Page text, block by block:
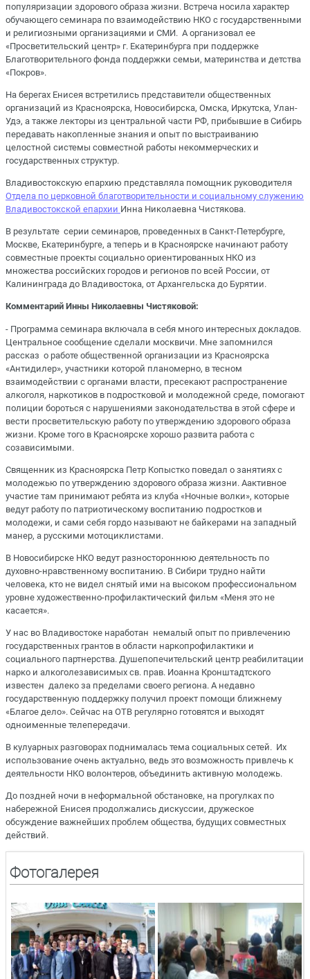
популяризации здорового образа жизни. Встреча носила характер
обучающего семинара по взаимодействию НКО с государственными
и религиозными организациями и СМИ. А организовал ее
«Просветительский центр» г. Екатеринбурга при поддержке
Благотворительного фонда поддержки семьи, материнства и детства
«Покров».
На берегах Енисея встретились представители общественных
организаций из Красноярска, Новосибирска, Омска, Иркутска, Улан-
Удэ, а также лекторы из центральной части РФ, прибывшие в Сибирь
передавать накопленные знания и опыт по выстраиванию
целостной системы совместной работы некоммерческих и
государственных структур.
Владивостокскую епархию представляла помощник руководителя
Отдела по церковной благотворительности и социальному служению
Владивостокской епархии Инна Николаевна Чистякова.
В результате серии семинаров, проведенных в Санкт-Петербурге,
Москве, Екатеринбурге, а теперь и в Красноярске начинают работу
совместные проекты социально ориентированных НКО из
множества российских городов и регионов по всей России, от
Калининграда до Владивостока, от Архангельска до Бурятии.
Комментарий Инны Николаевны Чистяковой:
- Программа семинара включала в себя много интересных докладов.
Центральное сообщение сделали москвичи. Мне запомнился
рассказ о работе общественной организации из Красноярска
«Антидилер», участники которой планомерно, в тесном
взаимодействии с органами власти, пресекают распространение
алкоголя, наркотиков в подростковой и молодежной среде, помогают
полиции бороться с нарушениями законодательства в этой сфере и
вести просветительскую работу по утверждению здорового образа
жизни. Кроме того в Красноярске хорошо развита работа с
созависимыми.
Священник из Красноярска Петр Копыстко поведал о занятиях с
молодежью по утверждению здорового образа жизни. Аактивное
участие там принимают ребята из клуба «Ночные волки», которые
ведут работу по патриотическому воспитанию подростков и
молодежи, и сами себя гордо называют не байкерами на западный
манер, а русскими мотоциклистами.
В Новосибирске НКО ведут разностороннюю деятельность по
духовно-нравственному воспитанию. В Сибири трудно найти
человека, кто не видел снятый ими на высоком профессиональном
уровне художественно-профилактический фильм «Меня это не
касается».
У нас во Владивостоке наработан немалый опыт по привлечению
государственных грантов в области наркопрофилактики и
социального партнерства. Душепопечительский центр реабилитации
нарко и алкоголезависимых св. прав. Иоанна Кронштадтского
известен далеко за пределами своего региона. А недавно
государственную поддержку получил проект помощи ближнему
«Благое дело». Сейчас на ОТВ регулярно готовятся и выходят
одноименные телепередачи.
В кулуарных разговорах поднималась тема социальных сетей. Их
использование очень актуально, ведь это возможность привлечь к
деятельности НКО волонтеров, объединить активную молодежь.
До поздней ночи в неформальной обстановке, на прогулках по
набережной Енисея продолжались дискуссии, дружеское
обсуждение важнейших проблем общества, будущих совместных
действий.
Фотогалерея